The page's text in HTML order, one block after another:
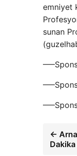
emniyet
sunan
←